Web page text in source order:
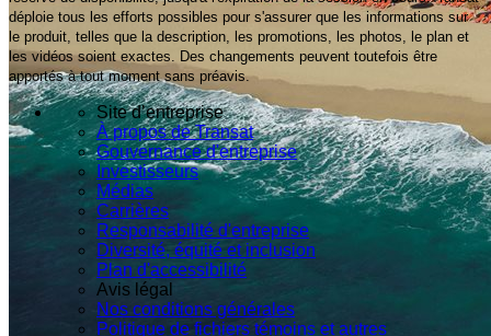
déploie tous les efforts possibles pour s'assurer que les informations sur
le produit, telles que la description, les promotions, les photos, le plan et
les vidéos soient exactes. Des changements peuvent toutefois être
apportés à tout moment sans préavis.
Site d’entreprise
À propos de Transat
Gouvernance d'entreprise
Investisseurs
Médias
Carrières
Responsabilité d'entreprise
Diversité, équité et inclusion
Plan d'accessibilité
Avis légal
Nos conditions générales
Politique de fichiers témoins et autres